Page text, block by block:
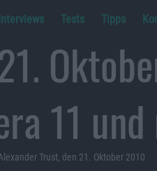
Interviews Tests Tipps
11
Trust, den 21. Oktober 2010